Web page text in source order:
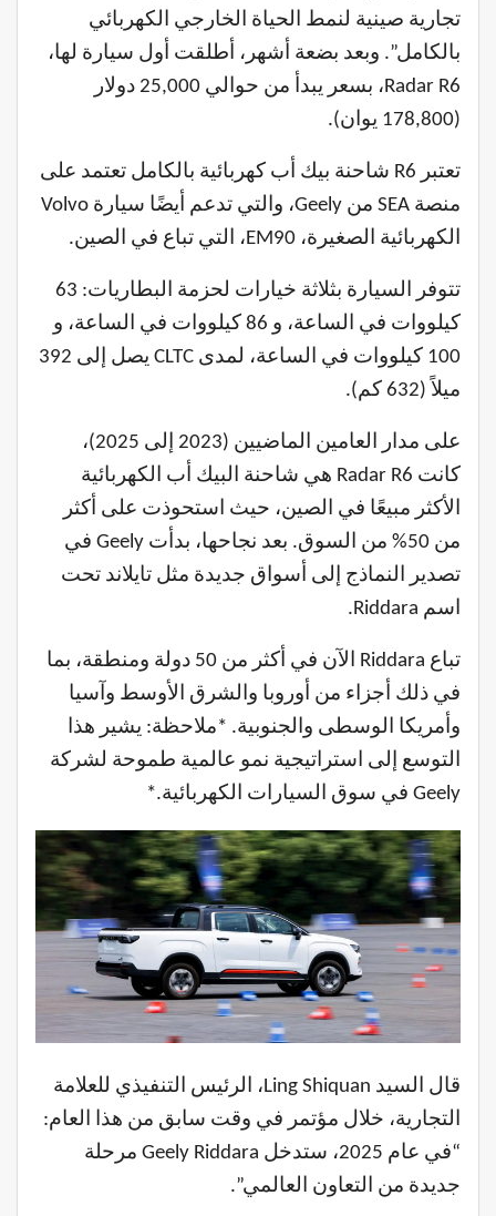
تجارية صينية لنمط الحياة الخارجي الكهربائي
بالكامل”. وبعد بضعة أشهر، أطلقت أول سيارة لها،
Radar R6، بسعر يبدأ من حوالي 25,000 دولار
(178,800 يوان).
تعتبر R6 شاحنة بيك أب كهربائية بالكامل تعتمد على
منصة SEA من Geely، والتي تدعم أيضًا سيارة Volvo
الكهربائية الصغيرة، EM90، التي تباع في الصين.
تتوفر السيارة بثلاثة خيارات لحزمة البطاريات: 63
كيلووات في الساعة، و 86 كيلووات في الساعة، و
100 كيلووات في الساعة، لمدى CLTC يصل إلى 392
ميلاً (632 كم).
على مدار العامين الماضيين (2023 إلى 2025)،
كانت Radar R6 هي شاحنة البيك أب الكهربائية
الأكثر مبيعًا في الصين، حيث استحوذت على أكثر
من 50% من السوق. بعد نجاحها، بدأت Geely في
تصدير النماذج إلى أسواق جديدة مثل تايلاند تحت
اسم Riddara.
تباع Riddara الآن في أكثر من 50 دولة ومنطقة، بما
في ذلك أجزاء من أوروبا والشرق الأوسط وآسيا
وأمريكا الوسطى والجنوبية. *ملاحظة: يشير هذا
التوسع إلى استراتيجية نمو عالمية طموحة لشركة
Geely في سوق السيارات الكهربائية.*
قال السيد Ling Shiquan، الرئيس التنفيذي للعلامة
التجارية، خلال مؤتمر في وقت سابق من هذا العام:
“في عام 2025، ستدخل Geely Riddara مرحلة
جديدة من التعاون العالمي”.